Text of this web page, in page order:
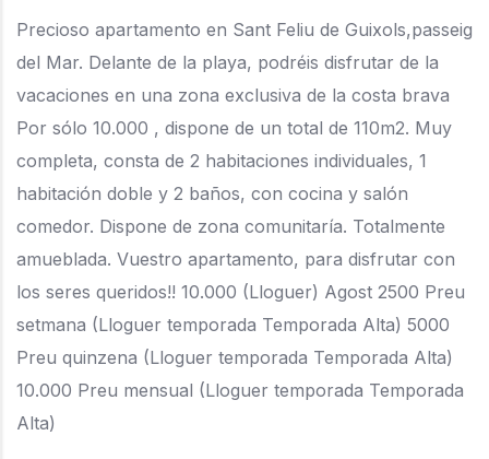
Precioso apartamento en Sant Feliu de Guixols,passeig
del Mar. Delante de la playa, podréis disfrutar de la
vacaciones en una zona exclusiva de la costa brava
Por sólo 10.000 , dispone de un total de 110m2. Muy
completa, consta de 2 habitaciones individuales, 1
habitación doble y 2 baños, con cocina y salón
comedor. Dispone de zona comunitaría. Totalmente
amueblada. Vuestro apartamento, para disfrutar con
los seres queridos!! 10.000 (Lloguer) Agost 2500 Preu
setmana (Lloguer temporada Temporada Alta) 5000
Preu quinzena (Lloguer temporada Temporada Alta)
10.000 Preu mensual (Lloguer temporada Temporada
Alta)